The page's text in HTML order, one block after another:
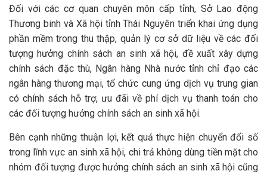
Đối với các cơ quan chuyên môn cấp tỉnh, Sở Lao động
Thương binh và Xã hội tỉnh Thái Nguyên triển khai ứng dụng
phần mềm trong thu thập, quản lý cơ sở dữ liệu về các đối
tượng hưởng chính sách an sinh xã hội, đề xuất xây dựng
chính sách đặc thù, Ngân hàng Nhà nước tỉnh chỉ đạo các
ngân hàng thương mại, tổ chức cung ứng dịch vụ trung gian
có chính sách hỗ trợ, ưu đãi về phí dịch vụ thanh toán cho
các đối tượng hưởng chính sách an sinh xã hội.
Bên cạnh những thuận lợi, kết quả thực hiện chuyển đổi số
trong lĩnh vực an sinh xã hội, chi trả không dùng tiền mặt cho
nhóm đối tượng được hưởng chính sách an sinh xã hội cũng